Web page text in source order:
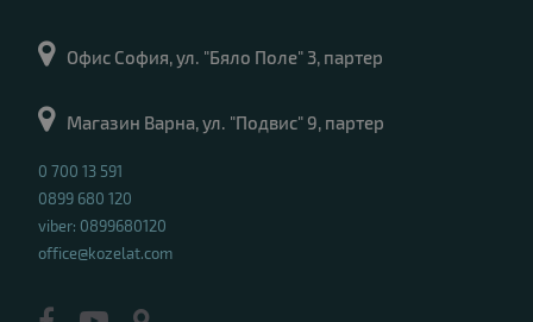
Офис София, ул. "Бяло Поле" 3, партер
Магазин Варна, ул. "Подвис" 9, партер
0 700 13 591
0899 680 120
viber: 0899680120
office@kozelat.com